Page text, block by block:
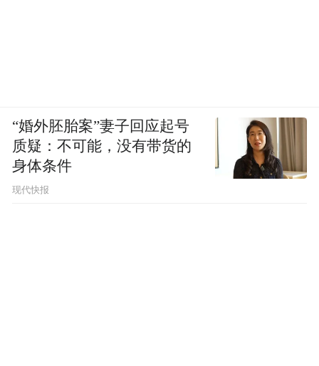
“婚外胚胎案”妻子回应起号
质疑：不可能，没有带货的
身体条件
现代快报